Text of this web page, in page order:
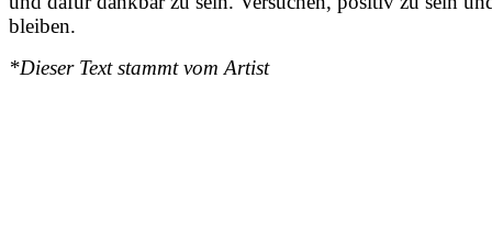
bleiben.
*Dieser Text stammt vom Artist